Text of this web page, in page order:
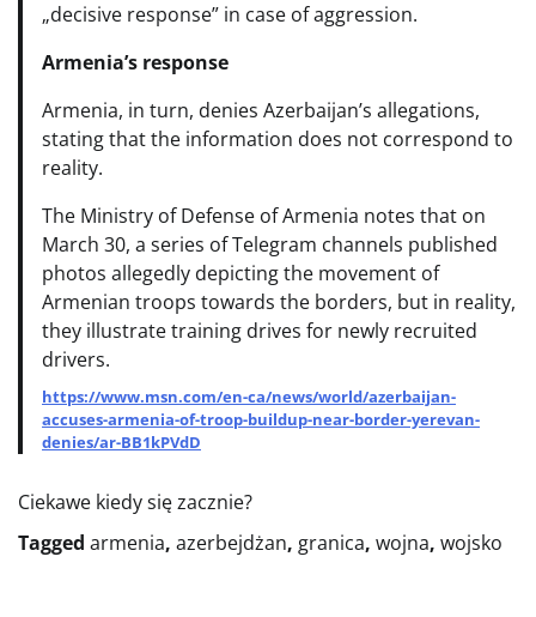
„decisive response” in case of aggression.
Armenia’s response
Armenia, in turn, denies Azerbaijan’s allegations,
stating that the information does not correspond to
reality.
The Ministry of Defense of Armenia notes that on
March 30, a series of Telegram channels published
photos allegedly depicting the movement of
Armenian troops towards the borders, but in reality,
they illustrate training drives for newly recruited
drivers.
https://www.msn.com/en-ca/news/world/azerbaijan-
accuses-armenia-of-troop-buildup-near-border-yerevan-
denies/ar-BB1kPVdD
Ciekawe kiedy się zacznie?
Tagged armenia, azerbejdżan, granica, wojna, wojsko